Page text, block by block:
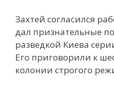
Захтей согласился
дал признательные
разведкой Киева
Его приговорили к
колонии строгого